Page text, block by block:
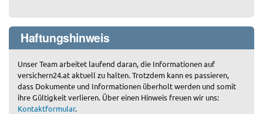
Haftungshinweis
Unser Team arbeitet laufend daran, die Informationen auf
versichern24.at aktuell zu halten. Trotzdem kann es passieren,
dass Dokumente und Informationen überholt werden und somit
ihre Gültigkeit verlieren. Über einen Hinweis freuen wir uns:
Kontaktformular.